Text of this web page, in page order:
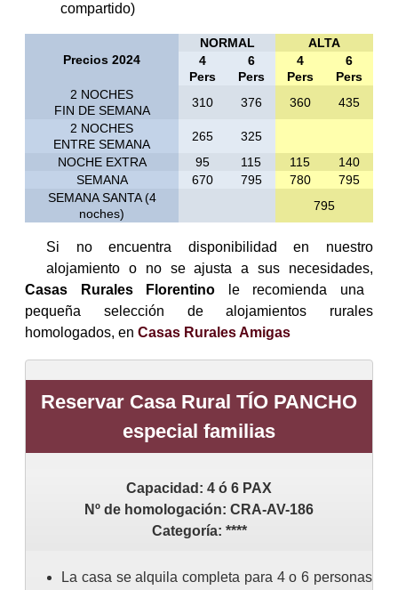
compartido)
Precios 2024
NORMAL
ALTA
4
Pers
6
Pers
4
Pers
6
Pers
2 NOCHES
FIN DE SEMANA
310 376 360
435
2 NOCHES
ENTRE SEMANA
265
325
NOCHE EXTRA
95 115 115
140
SEMANA
670 795 780
795
SEMANA SANTA (4
noches)
795
Si no encuentra disponibilidad en nuestro
alojamiento o no se ajusta a sus necesidades,
Casas Rurales Florentino le recomienda una
pequeña selección de alojamientos rurales
homologados, en Casas Rurales Amigas
Reservar Casa Rural TÍO PANCHO
especial familias
Capacidad: 4 ó 6 PAX
Nº de homologación: CRA-AV-186
Categoría: ****
La casa se alquila completa para 4 o 6 personas